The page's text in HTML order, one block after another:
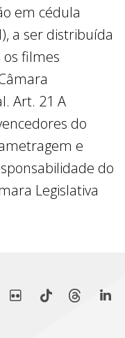
em cédula
a ser distribuída
os filmes
Art. 21 A
do
e
do
Legislativa